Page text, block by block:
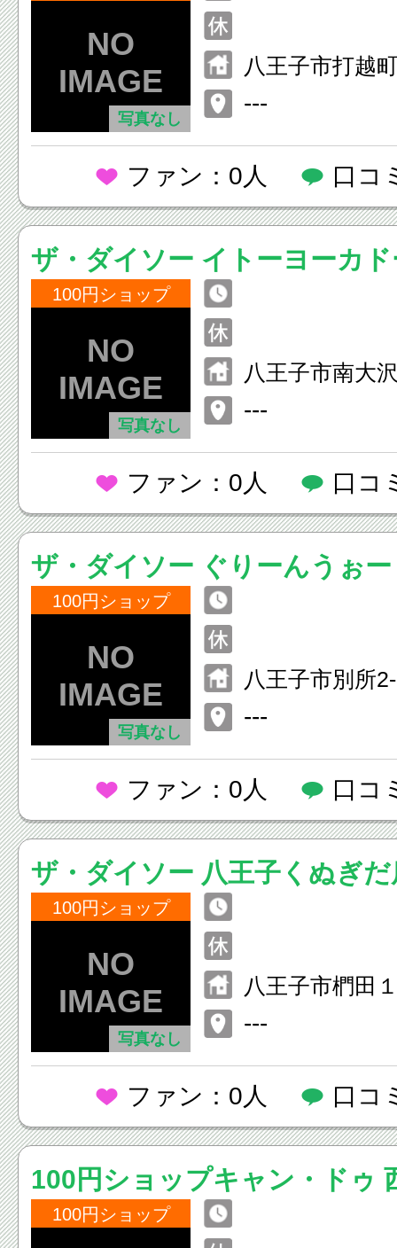
写真なし
八王子市打越
---
ファン：0人 口コ
ザ・ダイソー イトーヨーカ
100円ショップ
写真なし
八王子市南大
---
ファン：0人 口コ
ザ・ダイソー ぐりーんうぉ
100円ショップ
写真なし
八王子市別所
---
ファン：0人 口コ
ザ・ダイソー 八王子くぬぎだ
100円ショップ
写真なし
八王子市椚田
---
ファン：0人 口コ
100円ショップキャン・ドゥ
100円ショップ